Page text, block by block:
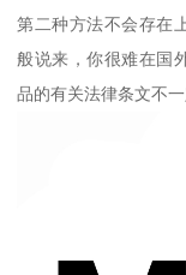
第二种方法不会存在
般说来，你很难在国
品的有关法律条文不